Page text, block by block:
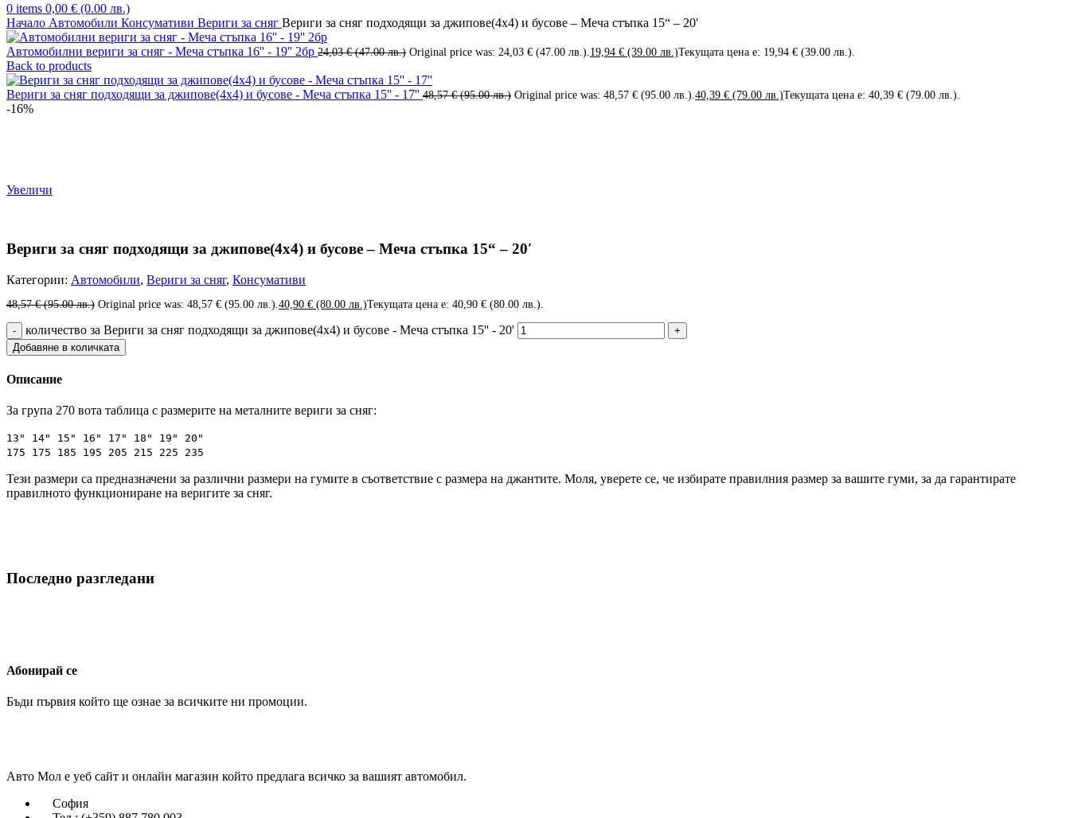
0 items 0,00 € (0.00 лв.)
Начало Автомобили Консумативи Вериги за сняг Вериги за сняг подходящи за джипове(4х4) и бусове – Меча стъпка 15“ – 20′
Автомобилни вериги за сняг - Меча стъпка 16'' - 19'' 2бр 24,03€ (47.00 лв.) Original price was: 24,03 € (47.00 лв.). 19,94 € (39.00 лв.)Текущата цена е: 19,94 € (39.00 лв.).
Back to products
Вериги за сняг подходящи за джипове(4х4) и бусове - Меча стъпка 15'' - 17'' 48,57€ (95.00 лв.) Original price was: 48,57 € (95.00 лв.). 40,39 € (79.00 лв.)Текущата цена е: 40,39 € (79.00 лв.).
-16%
Увеличи
Вериги за сняг подходящи за джипове(4х4) и бусове – Меча стъпка 15“ – 20′
Категории: Автомобили, Вериги за сняг, Консумативи
48,57€ (95.00 лв.) Original price was: 48,57 € (95.00 лв.). 40,90 € (80.00 лв.)Текущата цена е: 40,90 € (80.00 лв.).
количество за Вериги за сняг подходящи за джипове(4х4) и бусове - Меча стъпка 15'' - 20'
Добавяне в количката
Описание
За група 270 вота таблица с размерите на металните вериги за сняг:
13 " 14" 15 " 16" 17 " 18" 19 " 20"
175
175 185 195 205 215 225 235
Тези размери са предназначени за различни размери на гумите в съответствие с размера на джантите. Моля, уверете се, че избирате правилния размер за вашите гуми, за да гарантирате
правилното функциониране на веригите за сняг.
Последно разгледани
Абонирай се
Бъди първия който ще ознае за всичките ни промоции.
Авто Мол е уеб сайт и онлайн магазин който предлага всичко за вашият автомобил.
София